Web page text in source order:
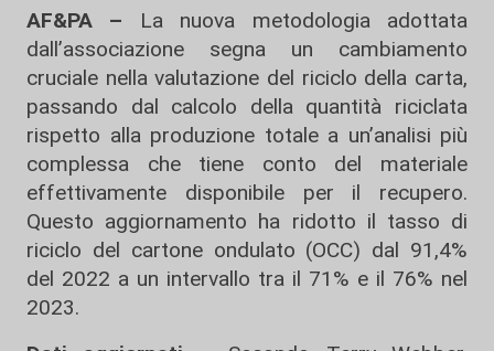
AF&PA – La nuova metodologia adottata
dall’associazione segna un cambiamento
cruciale nella valutazione del riciclo della carta,
passando dal calcolo della quantità riciclata
rispetto alla produzione totale a un’analisi più
complessa che tiene conto del materiale
effettivamente disponibile per il recupero.
Questo aggiornamento ha ridotto il tasso di
riciclo del cartone ondulato (OCC) dal 91,4%
del 2022 a un intervallo tra il 71% e il 76% nel
2023.